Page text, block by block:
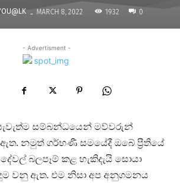
- MARCH 8, 2022 1932 0
- Advertisment -
සම්බන්ධයෙන් මව්වරුන්
නමුත් ගර්භණී සමයේදී ඔබේ ප්‍රීතියේ
බලපෑම් කළ හැකිදැයි සොයා
වනු ඇත. එම නිසා අප අනුගමනය